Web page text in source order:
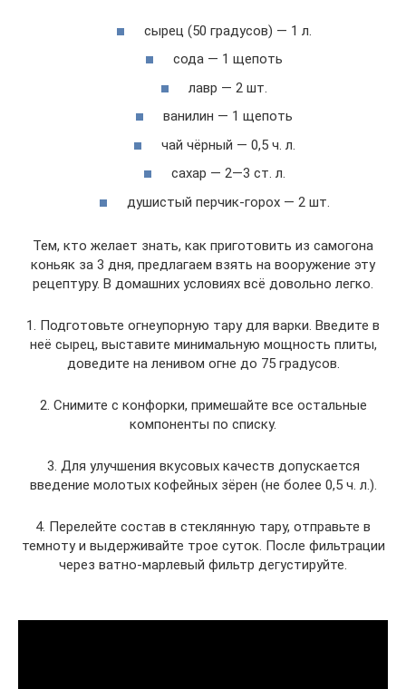
сырец (50 градусов) — 1 л.
сода — 1 щепоть
лавр — 2 шт.
ванилин — 1 щепоть
чай чёрный — 0,5 ч. л.
сахар — 2—3 ст. л.
душистый перчик-горох — 2 шт.
Тем, кто желает знать, как приготовить из самогона
коньяк за 3 дня, предлагаем взять на вооружение эту
рецептуру. В домашних условиях всё довольно легко.
1. Подготовьте огнеупорную тару для варки. Введите в
неё сырец, выставите минимальную мощность плиты,
доведите на ленивом огне до 75 градусов.
2. Снимите с конфорки, примешайте все остальные
компоненты по списку.
3. Для улучшения вкусовых качеств допускается
введение молотых кофейных зёрен (не более 0,5 ч. л.).
4. Перелейте состав в стеклянную тару, отправьте в
темноту и выдерживайте трое суток. После фильтрации
через ватно-марлевый фильтр дегустируйте.